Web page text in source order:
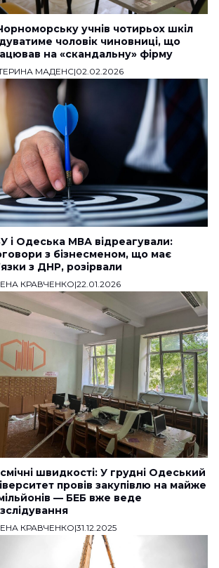
учнів чотирьох шкіл
чоловік чиновниці, що
на «скандальну» фірму
МАДЕНС|02.02.2026
і Одеська МВА відреагували:
з бізнесменом, що має
з ДНР, розірвали
КРАВЧЕНКО|22.01.2026
швидкості: У грудні Одеський
провів закупівлю на майже
мільйонів — БЕБ вже веде
КРАВЧЕНКО|31.12.2025